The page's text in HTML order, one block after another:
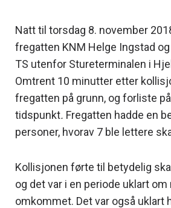
Natt til torsdag 8. november
fregatten KNM Helge Ingstad
TS utenfor Stureterminalen i
Omtrent 10 minutter etter
fregatten på grunn, og forliste
tidspunkt. Fregatten hadde en
personer, hvorav 7 ble lettere
Kollisjonen førte til betydelig
og det var i en periode uklart om
omkommet. Det var også uklart